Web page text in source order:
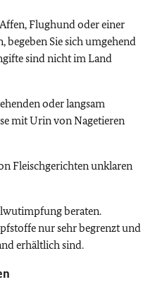
Flughund oder einer
begeben Sie sich umgehend
sind nicht im Land
oder langsam
mit Urin von Nagetieren
Fleischgerichten unklaren
beraten.
nur sehr begrenzt und
erhältlich sind.